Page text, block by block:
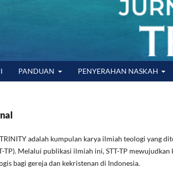
PANDUAN PENYERAHAN NASKAH
adalah kumpulan karya ilmiah teologi yang
TP). Melalui publikasi ilmiah ini, STT-TP
bagi gereja dan kekristenan di Indonesia.